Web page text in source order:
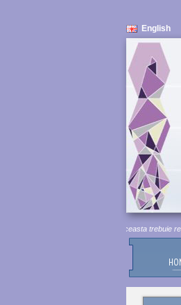
English
umană este inviolabilă. Aceasta trebuie